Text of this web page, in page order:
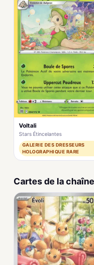
Voltali
Stars Étincelantes
GALERIE DES DRESSEURS
HOLOGRAPHIQUE RARE
Cartes de la